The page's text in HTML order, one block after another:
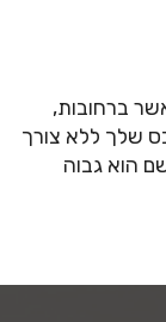
ברחובות,
שלך ללא צורך
הוא גבוה